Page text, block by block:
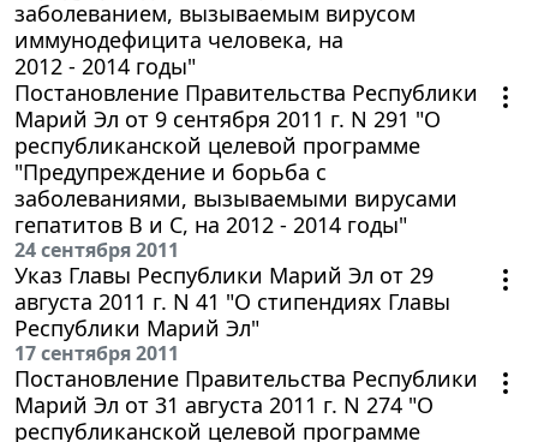
заболеванием, вызываемым вирусом
иммунодефицита человека, на
2012 - 2014 годы"
Постановление Правительства Республики
Марий Эл от 9 сентября 2011 г. N 291 "О
республиканской целевой программе
"Предупреждение и борьба с
заболеваниями, вызываемыми вирусами
гепатитов В и С, на 2012 - 2014 годы"
24 сентября 2011
Указ Главы Республики Марий Эл от 29
августа 2011 г. N 41 "О стипендиях Главы
Республики Марий Эл"
17 сентября 2011
Постановление Правительства Республики
Марий Эл от 31 августа 2011 г. N 274 "О
республиканской целевой программе